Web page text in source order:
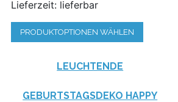
Lieferzeit: lieferbar
PRODUKTOPTIONEN WÄHLEN
LEUCHTENDE
GEBURTSTAGSDEKO HAPPY